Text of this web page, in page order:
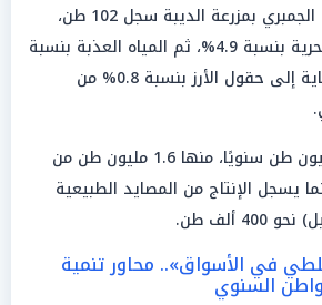
وأوضح التقرير أن إنتاج الجمبري بمزرعة الديبة سجل 102 طن،
وجاء الإنتاج بالمياه البحرية بنسبة 4.9%، ثم المياه العذبة بنسبة
3.8%، وصولاً في النهاية إلى حقول الأرز بنسبة 0.8% من
وتنتج مصر إجمالاً 2 مليون طن سنويًا، منها 1.6 مليون طن من
يسجل الإنتاج من المصايد الطبيعية
ألف طن.
في الأسواق».. محاور تنمية
السنوي